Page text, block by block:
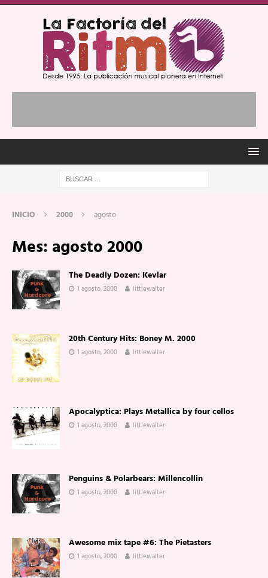
INICIO 2000 agosto
Mes: agosto 2000
The Deadly Dozen: Kevlar
1 agosto, 2000 littlewalter
20th Century Hits: Boney M. 2000
1 agosto, 2000 littlewalter
Apocalyptica: Plays Metallica by four cellos
1 agosto, 2000 littlewalter
Penguins & Polarbears: Millencollin
1 agosto, 2000 littlewalter
Awesome mix tape #6: The Pietasters
1 agosto, 2000 littlewalter